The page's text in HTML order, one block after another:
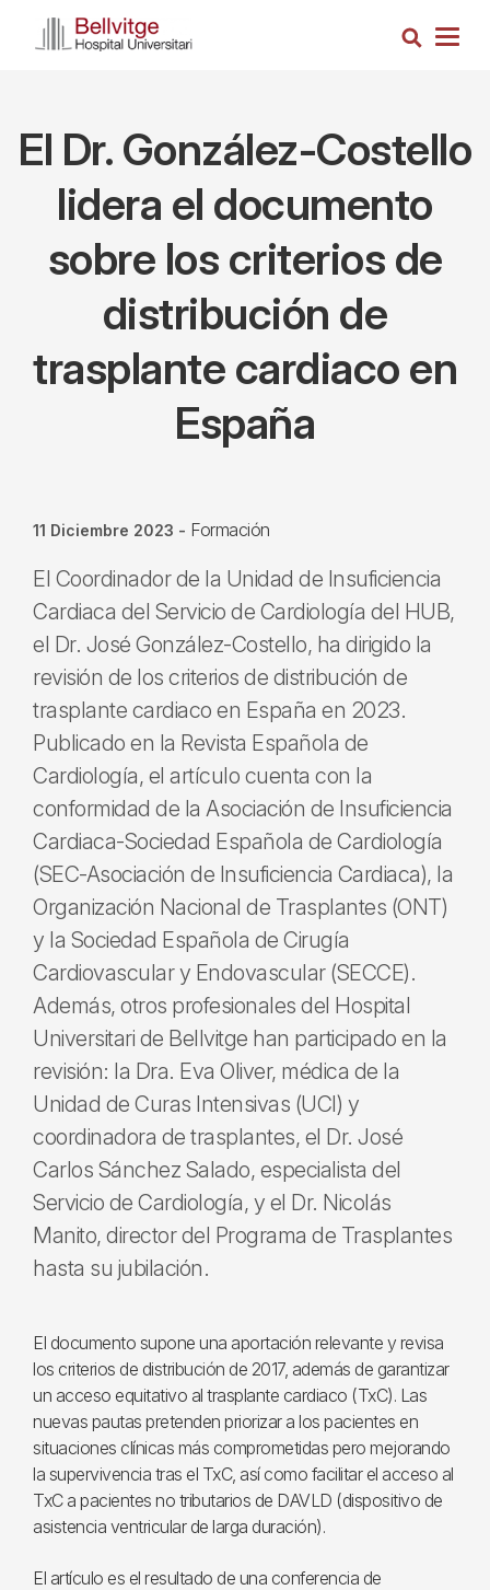
Busca
El Dr. González-Costello
lidera el documento
sobre los criterios de
distribución de
trasplante cardiaco en
España
11 Diciembre 2023 - Formación
El Coordinador de la Unidad de Insuficiencia
Cardiaca del Servicio de Cardiología del HUB,
el Dr. José González-Costello, ha dirigido la
revisión de los criterios de distribución de
trasplante cardiaco en España en 2023.
Publicado en la Revista Española de
Cardiología, el artículo cuenta con la
conformidad de la Asociación de Insuficiencia
Cardiaca-Sociedad Española de Cardiología
(SEC-Asociación de Insuficiencia Cardiaca), la
Organización Nacional de Trasplantes (ONT)
y la Sociedad Española de Cirugía
Cardiovascular y Endovascular (SECCE).
Además, otros profesionales del Hospital
Universitari de Bellvitge han participado en la
revisión: la Dra. Eva Oliver, médica de la
Unidad de Curas Intensivas (UCI) y
coordinadora de trasplantes, el Dr. José
Carlos Sánchez Salado, especialista del
Servicio de Cardiología, y el Dr. Nicolás
Manito, director del Programa de Trasplantes
hasta su jubilación.
El documento supone una aportación relevante y revisa
los criterios de distribución de 2017, además de garantizar
un acceso equitativo al trasplante cardiaco (TxC). Las
nuevas pautas pretenden priorizar a los pacientes en
situaciones clínicas más comprometidas pero mejorando
la supervivencia tras el TxC, así como facilitar el acceso al
TxC a pacientes no tributarios de DAVLD (dispositivo de
asistencia ventricular de larga duración).
El artículo es el resultado de una conferencia de